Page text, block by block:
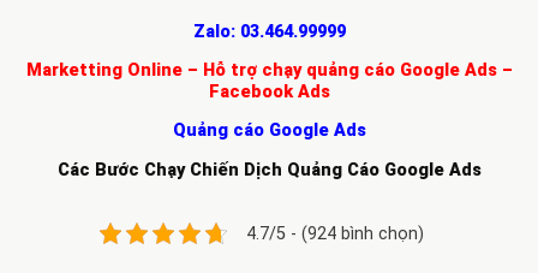
Zalo: 03.464.99999
Marketting Online – Hỗ trợ chạy quảng cáo Google Ads –
Facebook Ads
Quảng cáo Google Ads
Các Bước Chạy Chiến Dịch Quảng Cáo Google Ads
4.7/5 - (924 bình chọn)